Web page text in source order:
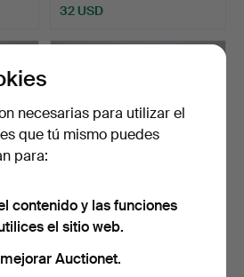
32 USD
d…
CHIFFONIER, chapa de
nogal, siglos XVIII/X…
necesarias para utilizar el
que tú mismo puedes
para:
contenido y las funciones
el sitio web.
Auctionet.